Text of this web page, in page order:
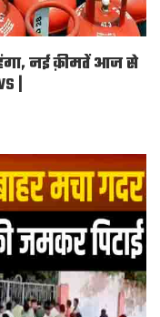
नई क़ीमतें आज से
|